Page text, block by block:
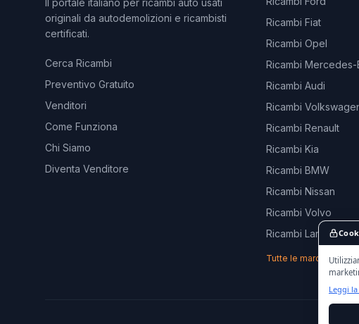
Il portale italiano per ricambi auto usati
originali da autodemolizioni e ricambisti
certificati.
Cerca Ricambi
Preventivo Gratuito
Venditori
Come Funziona
Chi Siamo
Diventa Venditore
Ricambi Fiat
Ricambi Opel
Ricambi Mercedes-
Ricambi Audi
Ricambi
Ricambi Renault
Ricambi Kia
Ricambi BMW
Ricambi Nissan
Ricambi Volvo
Ricambi Land Rover
Tutte le marche →
Leggi